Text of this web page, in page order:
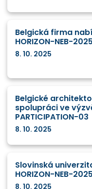
Belgická firma
HORIZON-NEB-
8. 10. 2025
Belgické
spolupráci ve
PARTICIPATION-03
8. 10. 2025
Slovinská
HORIZON-NEB-
8. 10. 2025